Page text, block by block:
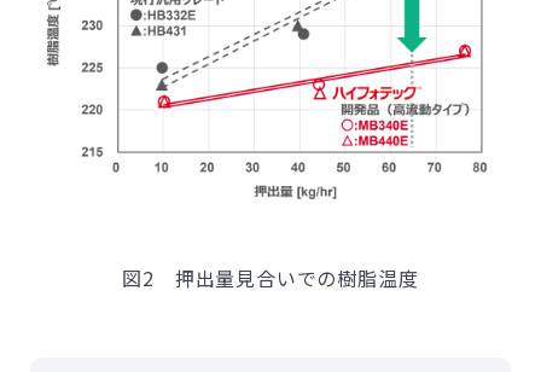
図2 押出量見合いでの樹脂温度